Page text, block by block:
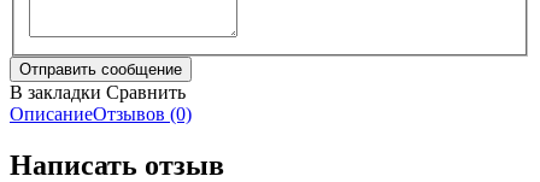
В закладки Сравнить
ОписаниеОтзывов (0)
Написать отзыв